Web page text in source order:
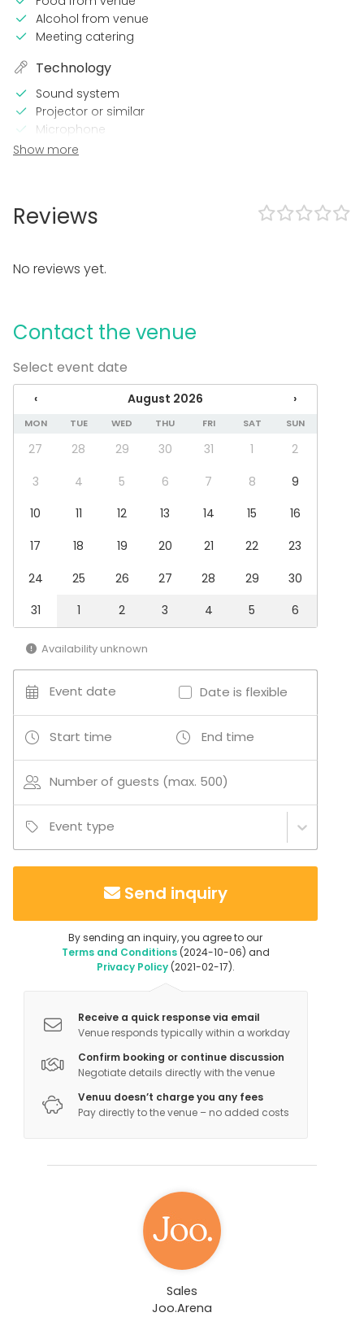
Alcohol from venue
Meeting catering
Technology
Sound system
Projector or similar
Microphone
Wi-Fi
Wheelchair accessible
Event types
Spa / Wellness / Sauna
Meeting
Conference / Seminar
Fair / Exhibition
Performance / Show
Recreation
Cabin trip / Retreat
Experience / Activity
Multi-purpose event space
Recreational venue
Activities
Golf
Climbing / Bouldering
Additional information about activities
Kuntosali
Toiminnallinen harjoittelu
Jooga
Spinning
Sulkapallo
Pickleball
Golfsimulaattori
Boulderointi
Lasten ja nuorten liikuntakurssit
Personal training
Show more
Reviews
No reviews yet.
Contact the venue
Select event date
‹ August 2026 ›
MON TUE WED THU FRI SAT SUN
27 28 29 30 31 1
2
3
4 5 6 7 8
9
10
11 12 13 14 15
16
17
18 19 20 21 22
23
24
25 26 27 28 29
30
31
1 2 3 4 5 6
Availability unknown
Event date Date is flexible
Start time End time
Number of guests (max. 500)
Event type
Send inquiry
By sending an inquiry, you agree to our
Terms and Conditions(2024-10-06) and
Privacy Policy(2021-02-17).
Receive a quick response via email
Venue responds typically within a workday
Confirm booking or continue discussion
Negotiate details directly with the venue
Venuu doesn’t charge you any fees
Pay directly to the venue – no added costs
Sales
Joo.Arena